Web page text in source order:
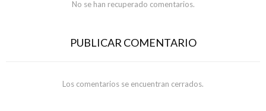
No se han recuperado comentarios.
PUBLICAR COMENTARIO
Los comentarios se encuentran cerrados.